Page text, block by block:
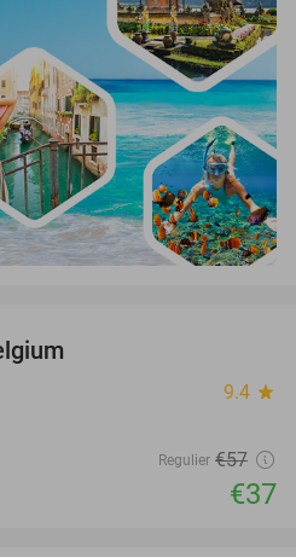
9.4 star
Regulier €57
€37